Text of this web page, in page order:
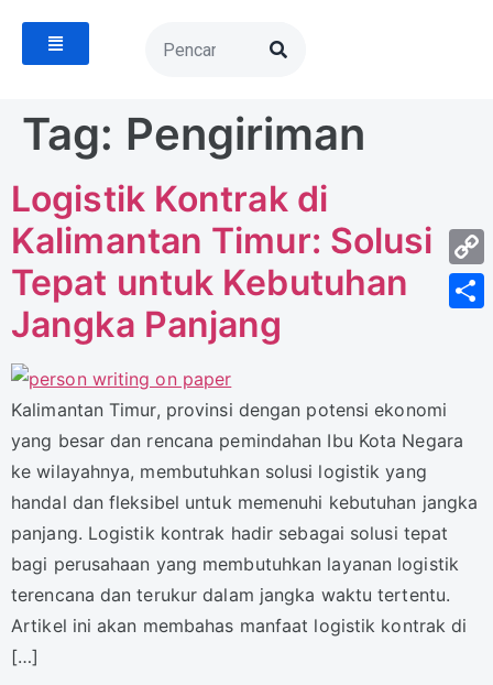
Tag: Pengiriman
Logistik Kontrak di
Kalimantan Timur: Solusi
Tepat untuk Kebutuhan
Jangka Panjang
Kalimantan Timur, provinsi dengan potensi ekonomi
yang besar dan rencana pemindahan Ibu Kota Negara
ke wilayahnya, membutuhkan solusi logistik yang
handal dan fleksibel untuk memenuhi kebutuhan jangka
panjang. Logistik kontrak hadir sebagai solusi tepat
bagi perusahaan yang membutuhkan layanan logistik
terencana dan terukur dalam jangka waktu tertentu.
Artikel ini akan membahas manfaat logistik kontrak di
[…]